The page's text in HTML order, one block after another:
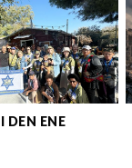
DEN ENE